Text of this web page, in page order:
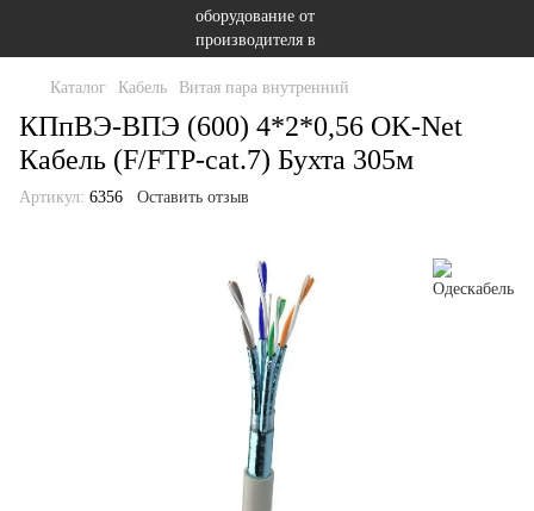
Каталог Кабель Витая пара внутренний
КПпВЭ-ВПЭ (600) 4*2*0,56 OK-Net
Кабель (F/FTP-cat.7) Бухта 305м
Артикул: 6356 Оставить отзыв